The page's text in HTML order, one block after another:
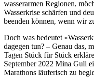
wasserarmen Regionen,
Wasserkrise schärfen und
beenden können, wenn wir
Doch was bedeutet
dagegen tun? – Genau das,
Tagen Stück für Stück
September 2022 Mina Guli
Marathons läuferisch zu